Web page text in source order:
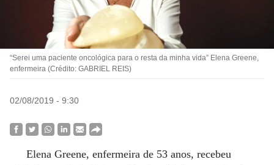
“Serei uma paciente oncológica para o resta da minha vida” Elena Greene,
enfermeira (Crédito: GABRIEL REIS)
02/08/2019 - 9:30
Elena Greene, enfermeira de 53 anos, recebeu